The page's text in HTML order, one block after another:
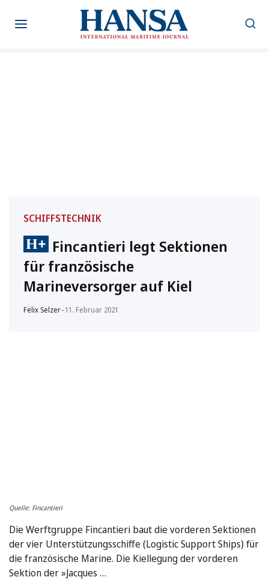
Inhalt
SCHIFFSTECHNIK
Fincantieri legt Sektionen
für französische
Marineversorger auf Kiel
Felix Selzer–11. Februar 2021
Quelle: Fincantieri
Die Werftgruppe Fincantieri baut die vorderen Sektionen
der vier Unterstützungsschiffe (Logistic Support Ships) für
die französische Marine. Die Kiellegung der vorderen
Sektion der »Jacques …